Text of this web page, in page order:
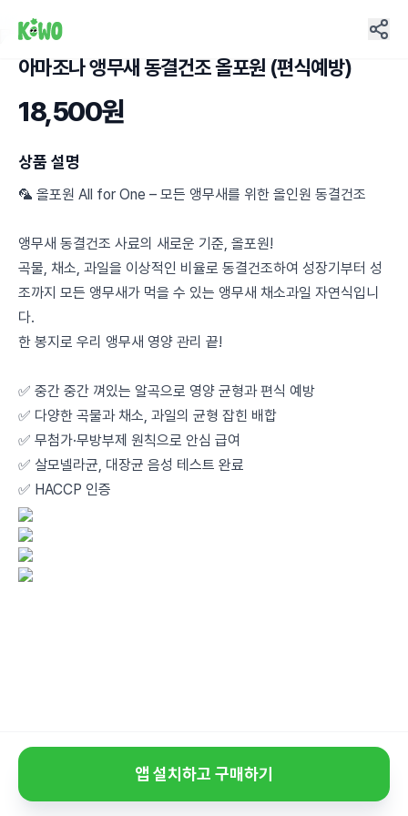
아마조나 앵무새 동결건조 올포원 (편식예방)
18,500원
상품 설명
🦜 올포원 All for One – 모든 앵무새를 위한 올인원 동결건조
앵무새 동결건조 사료의 새로운 기준, 올포원!
곡물, 채소, 과일을 이상적인 비율로 동결건조하여 성장기부터 성
조까지 모든 앵무새가 먹을 수 있는 앵무새 채소과일 자연식입니
다.
한 봉지로 우리 앵무새 영양 관리 끝!
✅ 중간 중간 껴있는 알곡으로 영양 균형과 편식 예방
✅ 다양한 곡물과 채소, 과일의 균형 잡힌 배합
✅ 무첨가·무방부제 원칙으로 안심 급여
✅ 살모넬라균, 대장균 음성 테스트 완료
✅ HACCP 인증
앱 설치하고 구매하기